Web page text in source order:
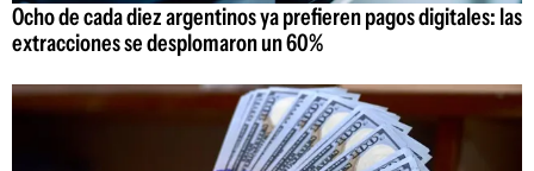
Ocho de cada diez argentinos ya prefieren pagos digitales: las
extracciones se desplomaron un 60%